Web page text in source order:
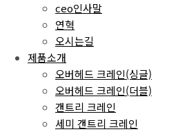
ceo인사말
연혁
오시는길
제품소개
오버헤드 크레인(싱글)
오버헤드 크레인(더블)
갠트리 크레인
세미 갠트리 크레인